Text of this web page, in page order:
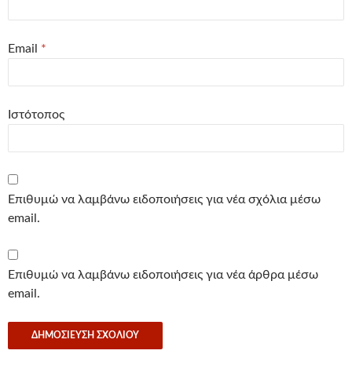
Email *
Ιστότοπος
Επιθυμώ να λαμβάνω ειδοποιήσεις για νέα σχόλια μέσω
email.
Επιθυμώ να λαμβάνω ειδοποιήσεις για νέα άρθρα μέσω
email.